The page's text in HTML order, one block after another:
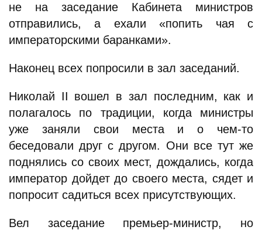
не на заседание Кабинета министров
отправились, а ехали «попить чая с
императорскими баранками».
Наконец всех попросили в зал заседаний.
Николай II вошел в зал последним, как и
полагалось по традиции, когда министры
уже заняли свои места и о чем-то
беседовали друг с другом. Они все тут же
поднялись со своих мест, дождались, когда
император дойдет до своего места, сядет и
попросит садиться всех присутствующих.
Вел заседание премьер-министр, но